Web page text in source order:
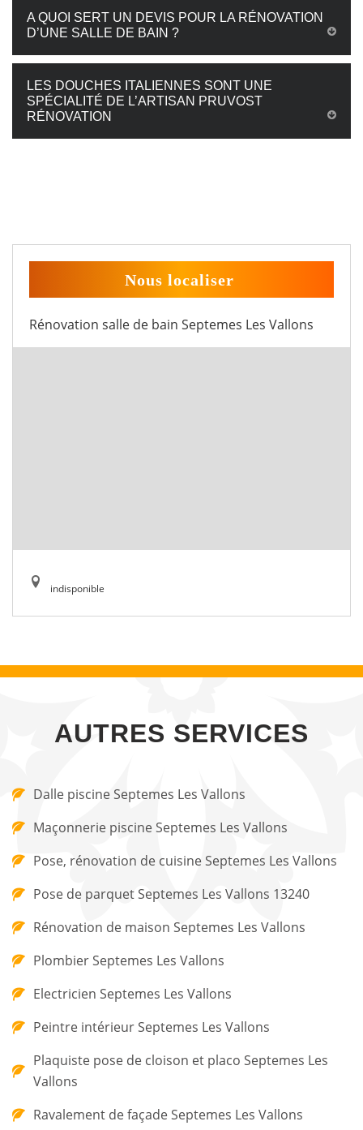
A QUOI SERT UN DEVIS POUR LA RÉNOVATION
D’UNE SALLE DE BAIN ?
LES DOUCHES ITALIENNES SONT UNE
SPÉCIALITÉ DE L’ARTISAN PRUVOST
RÉNOVATION
Nous localiser
Rénovation salle de bain Septemes Les Vallons
indisponible
AUTRES SERVICES
Dalle piscine Septemes Les Vallons
Maçonnerie piscine Septemes Les Vallons
Pose, rénovation de cuisine Septemes Les Vallons
Pose de parquet Septemes Les Vallons 13240
Rénovation de maison Septemes Les Vallons
Plombier Septemes Les Vallons
Electricien Septemes Les Vallons
Peintre intérieur Septemes Les Vallons
Plaquiste pose de cloison et placo Septemes Les
Vallons
Ravalement de façade Septemes Les Vallons